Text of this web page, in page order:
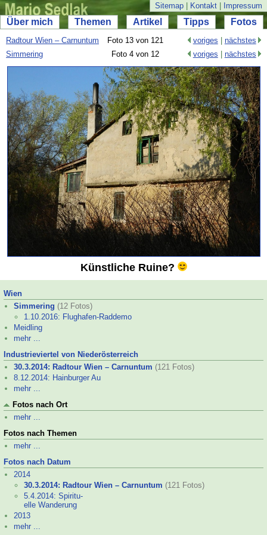
Sitemap Kontakt Impressum
Über mich Themen Artikel Tipps Fotos
Radtour Wien – Carnuntum Foto 13 von 121 voriges
nächstes
Simmering
Foto 4 von 12 voriges nächstes
Künstliche Ruine?
Wien
Simmering (12 Fotos)
1.10.2016: Flughafen-Raddemo
Meidling
mehr ...
Industrieviertel von Niederösterreich
30.3.2014: Radtour Wien – Carnuntum (121 Fotos)
8.12.2014: Hainburger Au
mehr ...
Fotos nach Ort
mehr ...
Fotos nach Themen
mehr ...
Fotos nach Datum
2014
30.3.2014: Radtour Wien – Carnuntum (121 Fotos)
5.4.2014: Spiritu-
elle Wanderung
2013
mehr ...